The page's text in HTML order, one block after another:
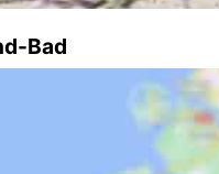
Bad